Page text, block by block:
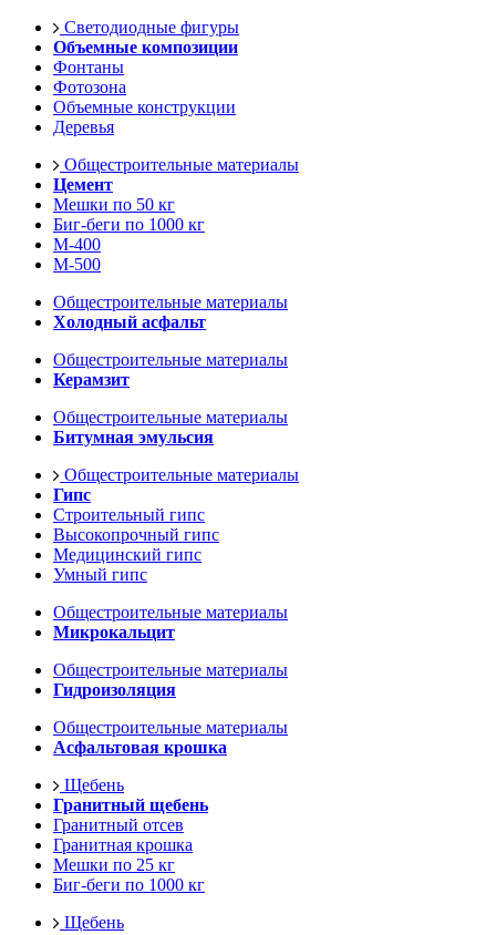
Светодиодные фигуры
Объемные композиции
Фонтаны
Фотозона
Объемные конструкции
Деревья
Общестроительные материалы
Цемент
Мешки по 50 кг
Биг-беги по 1000 кг
М-400
М-500
Общестроительные материалы
Холодный асфальт
Общестроительные материалы
Керамзит
Общестроительные материалы
Битумная эмульсия
Общестроительные материалы
Гипс
Строительный гипс
Высокопрочный гипс
Медицинский гипс
Умный гипс
Общестроительные материалы
Микрокальцит
Общестроительные материалы
Гидроизоляция
Общестроительные материалы
Асфальтовая крошка
Щебень
Гранитный щебень
Гранитный отсев
Гранитная крошка
Мешки по 25 кг
Биг-беги по 1000 кг
Щебень